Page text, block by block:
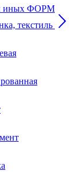
иных ФОРМ
текстиль